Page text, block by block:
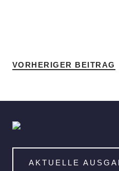
VORHERIGER BEITRAG
AKTUELLE